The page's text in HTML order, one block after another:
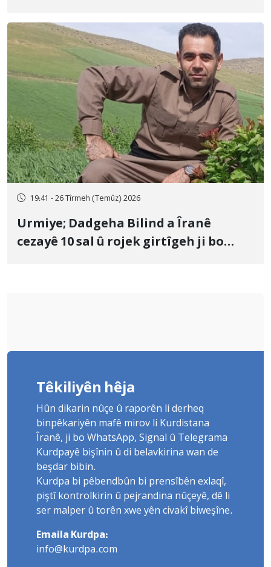
19:41 - 26 Tîrmeh (Temûz) 2026
Urmiye; Dadgeha Bilind a Îranê
cezayê 10 sal û rojek girtîgeh ji bo
Têkiliyên hêja
Hûn dikarin nûçe û raporên li derheq
binpêkariyên mafê mirov li Kurdistana
Îranê, ji bo WhatsApp, Signal û Telegrama
Kurdpayê bişînin û di belavkirina wan de
beşdar bibin.
Kurdpa bi pêbendbûn bi prensîbên exlaqî,
piştî kontrolkirin û pejrandina nûçeyê, dê li
ser malper û torên xwe yên civakî biweşîne.
Emaila Kurdpa:
info@kurdpa.com